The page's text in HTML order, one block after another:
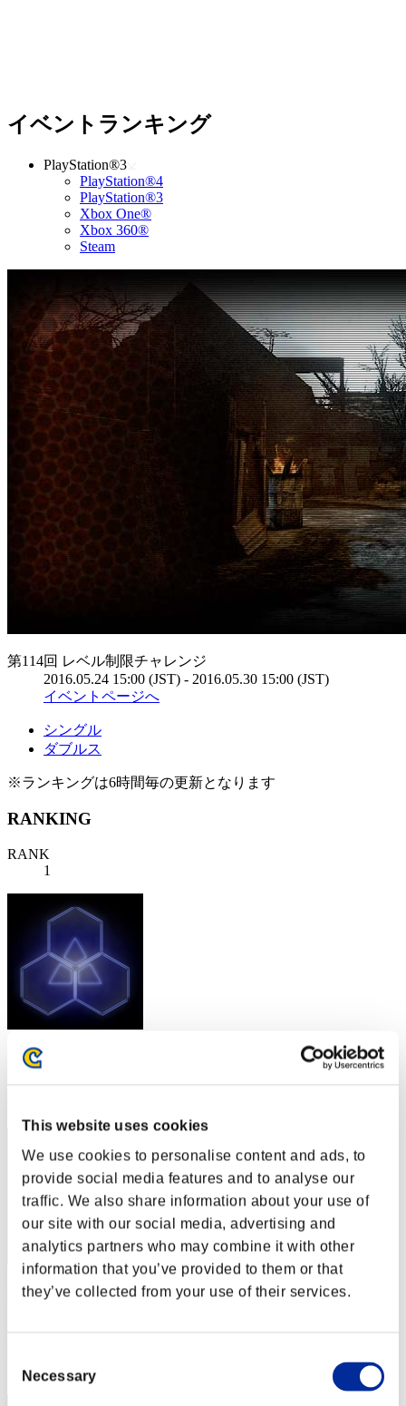
This website uses cookies
We use cookies to personalise content and ads, to
provide social media features and to analyse our
traffic. We also share information about your use of
our site with our social media, advertising and
analytics partners who may combine it with other
information that you’ve provided to them or that
they’ve collected from your use of their services.
Selection
Necessary
イベントランキング
PlayStation®3
PlayStation®4
PlayStation®3
Xbox One®
Xbox 360®
Steam
第114回 レベル制限チャレンジ
2016.05.24 15:00 (JST) - 2016.05.30 15:00 (JST)
イベントページへ
シングル
ダブルス
※ランキングは6時間毎の更新となります
RANKING
RANK
1
スコア: -
RANK
no name
3